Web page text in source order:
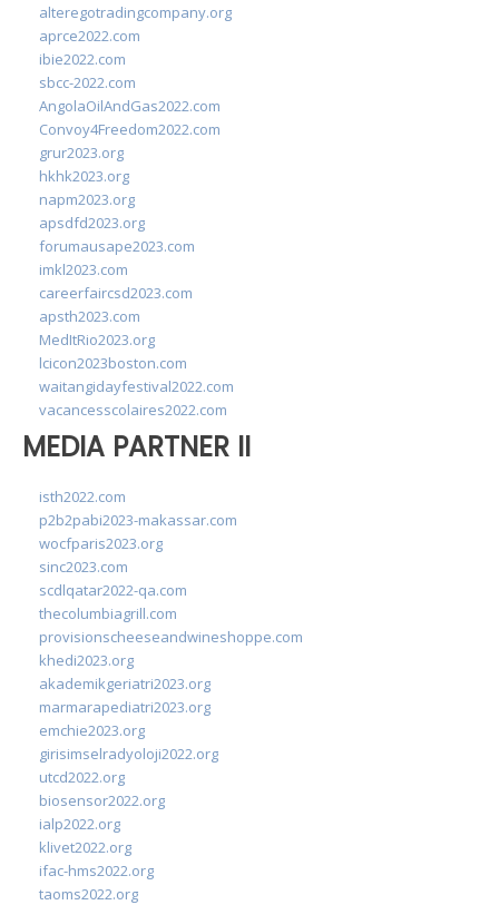
alteregotradingcompany.org
aprce2022.com
ibie2022.com
sbcc-2022.com
AngolaOilAndGas2022.com
Convoy4Freedom2022.com
grur2023.org
hkhk2023.org
napm2023.org
apsdfd2023.org
forumausape2023.com
imkl2023.com
careerfaircsd2023.com
apsth2023.com
MedItRio2023.org
lcicon2023boston.com
waitangidayfestival2022.com
vacancesscolaires2022.com
MEDIA PARTNER II
isth2022.com
p2b2pabi2023-makassar.com
wocfparis2023.org
sinc2023.com
scdlqatar2022-qa.com
thecolumbiagrill.com
provisionscheeseandwineshoppe.com
khedi2023.org
akademikgeriatri2023.org
marmarapediatri2023.org
emchie2023.org
girisimselradyoloji2022.org
utcd2022.org
biosensor2022.org
ialp2022.org
klivet2022.org
ifac-hms2022.org
taoms2022.org